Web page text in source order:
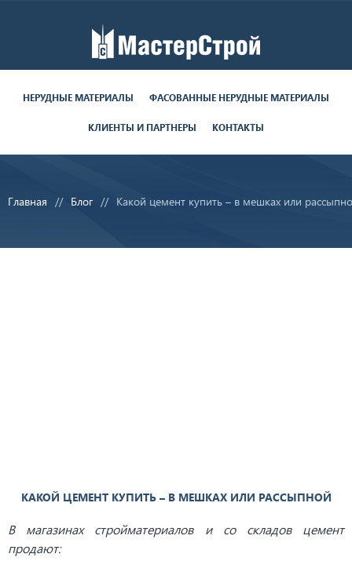
поставки круглосуточно
НЕРУДНЫЕ МАТЕРИАЛЫ ФАСОВАННЫЕ НЕРУДНЫЕ МАТЕРИАЛЫ
КЛИЕНТЫ И ПАРТНЕРЫ КОНТАКТЫ
Главная Блог Какой цемент купить – в мешках или
КАКОЙ ЦЕМЕНТ КУПИТЬ – В МЕШКАХ ИЛИ РАССЫПНОЙ
В магазинах стройматериалов и со складов цемент
продают: